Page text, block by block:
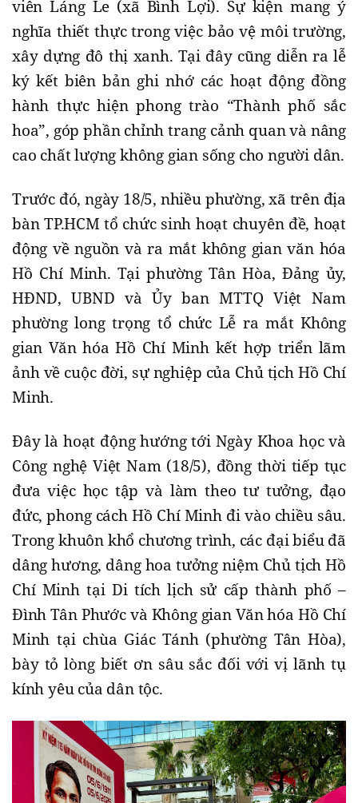
viên Láng Le (xã Bình Lợi). Sự kiện mang ý
nghĩa thiết thực trong việc bảo vệ môi trường,
xây dựng đô thị xanh. Tại đây cũng diễn ra lễ
ký kết biên bản ghi nhớ các hoạt động đồng
hành thực hiện phong trào “Thành phố sắc
hoa”, góp phần chỉnh trang cảnh quan và nâng
cao chất lượng không gian sống cho người dân.
Trước đó, ngày 18/5, nhiều phường, xã trên địa
bàn TP.HCM tổ chức sinh hoạt chuyên đề, hoạt
động về nguồn và ra mắt không gian văn hóa
Hồ Chí Minh. Tại phường Tân Hòa, Đảng ủy,
HĐND, UBND và Ủy ban MTTQ Việt Nam
phường long trọng tổ chức Lễ ra mắt Không
gian Văn hóa Hồ Chí Minh kết hợp triển lãm
ảnh về cuộc đời, sự nghiệp của Chủ tịch Hồ Chí
Minh.
Đây là hoạt động hướng tới Ngày Khoa học và
Công nghệ Việt Nam (18/5), đồng thời tiếp tục
đưa việc học tập và làm theo tư tưởng, đạo
đức, phong cách Hồ Chí Minh đi vào chiều sâu.
Trong khuôn khổ chương trình, các đại biểu đã
dâng hương, dâng hoa tưởng niệm Chủ tịch Hồ
Chí Minh tại Di tích lịch sử cấp thành phố –
Đình Tân Phước và Không gian Văn hóa Hồ Chí
Minh tại chùa Giác Tánh (phường Tân Hòa),
bày tỏ lòng biết ơn sâu sắc đối với vị lãnh tụ
kính yêu của dân tộc.